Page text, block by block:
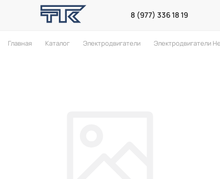
8 (977) 336 18 19
Главная Каталог Электродвигатели Электродвигатели